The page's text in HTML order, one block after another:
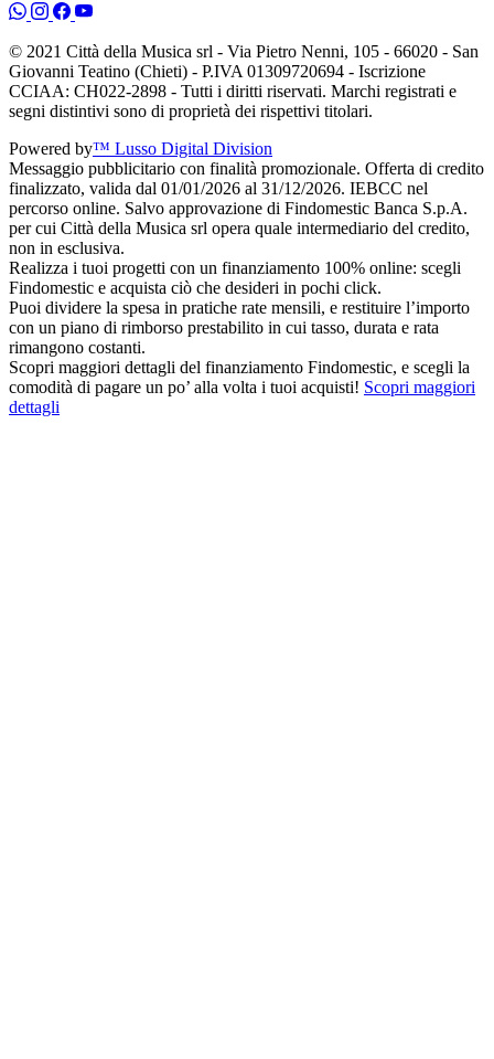
© 2021 Città della Musica srl - Via Pietro Nenni, 105 - 66020 - San
Giovanni Teatino (Chieti) - P.IVA 01309720694 - Iscrizione
CCIAA: CH022-2898 - Tutti i diritti riservati. Marchi registrati e
segni distintivi sono di proprietà dei rispettivi titolari.
Powered by™ Lusso Digital Division
Messaggio pubblicitario con finalità promozionale. Offerta di credito
finalizzato, valida dal 01/01/2026 al 31/12/2026. IEBCC nel
percorso online. Salvo approvazione di Findomestic Banca S.p.A.
per cui Città della Musica srl opera quale intermediario del credito,
non in esclusiva.
Realizza i tuoi progetti con un finanziamento 100% online: scegli
Findomestic e acquista ciò che desideri in pochi click.
Puoi dividere la spesa in pratiche rate mensili, e restituire l’importo
con un piano di rimborso prestabilito in cui tasso, durata e rata
rimangono costanti.
Scopri maggiori dettagli del finanziamento Findomestic, e scegli la
comodità di pagare un po’ alla volta i tuoi acquisti! Scopri maggiori
dettagli